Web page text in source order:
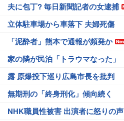
夫に包丁? 毎日新聞記者の女逮捕
立体駐車場から車落下 夫婦死傷
「泥酔者」熊本で通報が頻発か
家の隣が民泊「トラウマなった」
露 原爆投下巡り広島市長を批判
無期刑の「終身刑化」傾向続く
NHK職員性被害 出演者に怒りの声